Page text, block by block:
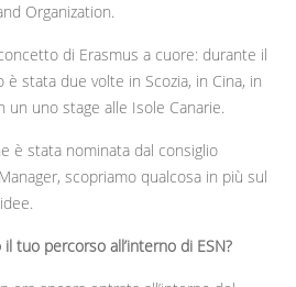
Organization.
di Erasmus a cuore: durante il
stata due volte in Scozia, in Cina, in
un uno stage alle Isole Canarie.
è stata nominata dal consiglio
scopriamo qualcosa in più sul
tuo percorso all’interno di ESN?